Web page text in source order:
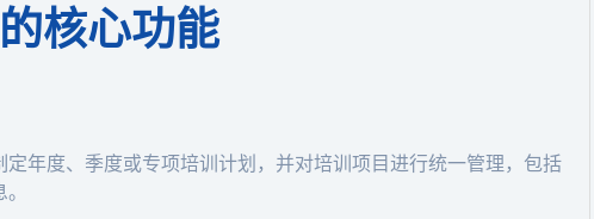
核心功能
年度、季度或专项培训计划，并对培训项目进行统一管理，包括